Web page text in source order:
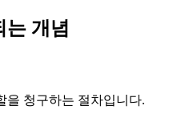
는 개념
을 청구하는 절차입니다.